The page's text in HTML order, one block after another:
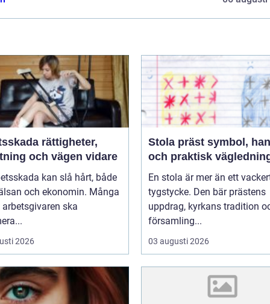
rättigheter,
och vägen vidare
kan slå hårt, både
och ekonomin. Många
ska
2026
Stola präst symbol, hantverk
och praktisk
En stola är mer än ett
tygstycke. Den bär prästens
uppdrag, kyrkans tradition
församling...
03 augusti 2026